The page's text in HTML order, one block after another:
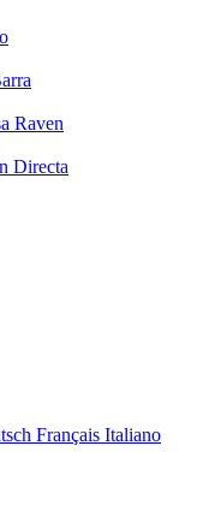
Raven
Directa
Français Italiano